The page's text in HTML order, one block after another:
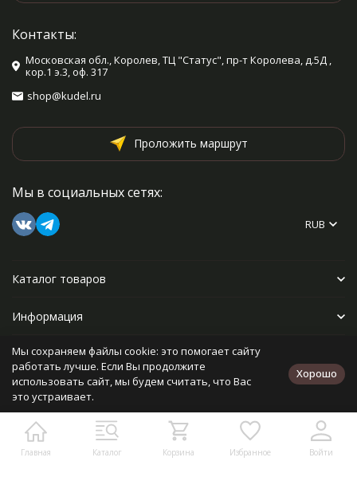
Главная Каталог Корзина Избранное Войти
Контакты:
Московская обл., Королев, ТЦ "Статус", пр-т Королева, д.5Д ,
кор.1 э.3, оф. 317
shop@kudel.ru
Проложить маршрут
Мы в социальных сетях:
RUB
Каталог товаров
Информация
Прочее
Политика персональных данных
Разработано в
bodysite.ru
Мы сохраняем файлы cookie: это помогает сайту
работать лучше. Если Вы продолжите
использовать сайт, мы будем считать, что Вас
это устраивает.
Хорошо